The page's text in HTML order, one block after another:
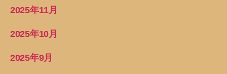
2025年11月
2025年10月
2025年9月